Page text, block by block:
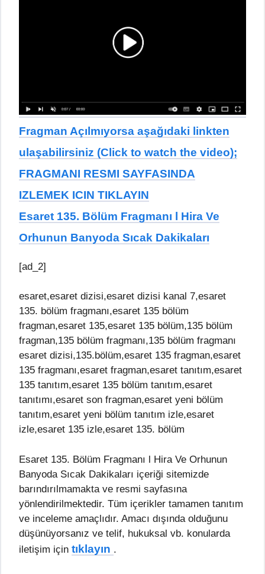
Fragman Açılmıyorsa aşağıdaki linkten
ulaşabilirsiniz (Click to watch the video);
FRAGMANI RESMI SAYFASINDA
IZLEMEK ICIN TIKLAYIN
Esaret 135. Bölüm Fragmanı l Hira Ve
Orhunun Banyoda Sıcak Dakikaları
[ad_2]
esaret,esaret dizisi,esaret dizisi kanal 7,esaret
135. bölüm fragmanı,esaret 135 bölüm
fragman,esaret 135,esaret 135 bölüm,135 bölüm
fragman,135 bölüm fragmanı,135 bölüm fragmanı
esaret dizisi,135.bölüm,esaret 135 fragman,esaret
135 fragmanı,esaret fragman,esaret tanıtım,esaret
135 tanıtım,esaret 135 bölüm tanıtım,esaret
tanıtımı,esaret son fragman,esaret yeni bölüm
tanıtım,esaret yeni bölüm tanıtım izle,esaret
izle,esaret 135 izle,esaret 135. bölüm
Esaret 135. Bölüm Fragmanı l Hira Ve Orhunun
Banyoda Sıcak Dakikaları içeriği sitemizde
barındırılmamakta ve resmi sayfasına
yönlendirilmektedir. Tüm içerikler tamamen tanıtım
ve inceleme amaçlıdır. Amacı dışında olduğunu
düşünüyorsanız ve telif, hukuksal vb. konularda
iletişim için tıklayın .